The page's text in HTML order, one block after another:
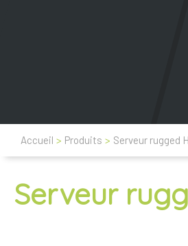
Accueil > Produits > Serveur rugged
Serveur